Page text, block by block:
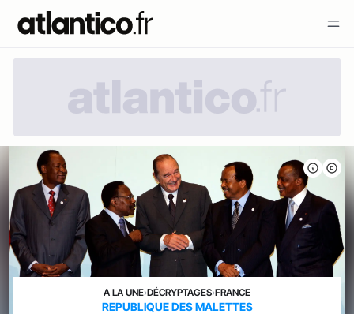
A LA UNE›DÉCRYPTAGES›FRANCE
REPUBLIQUE DES MALETTES